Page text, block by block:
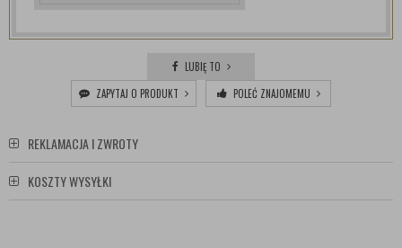
LUBIĘ TO
ZAPYTAJ O PRODUKT
POLEĆ ZNAJOMEMU
REKLAMACJA I ZWROTY
KOSZTY WYSYŁKI